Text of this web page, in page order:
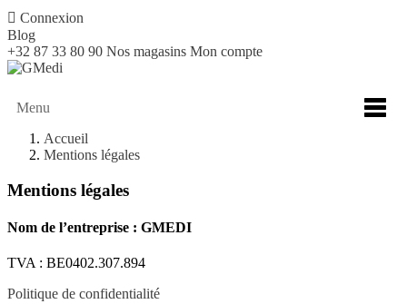
 Connexion
Blog
+32 87 33 80 90 Nos magasins Mon compte
Menu
Accueil
Mentions légales
Mentions légales
Nom de l’entreprise : GMEDI
TVA : BE0402.307.894
Politique de confidentialité